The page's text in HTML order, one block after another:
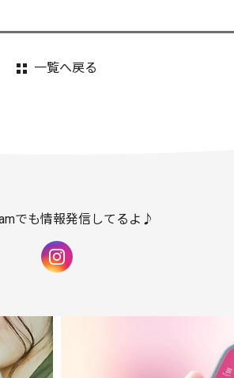
一覧へ戻る
でも情報発信してるよ♪